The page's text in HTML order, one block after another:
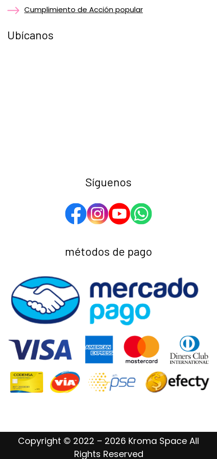
Cumplimiento de Acción popular
Ubícanos
Síguenos
métodos de pago
Copyright © 2022 – 2026 Kroma Space All
Rights Reserved